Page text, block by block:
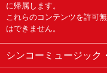
に帰属します。
これらのコンテンツを許可
はできません。
シンコーミュージック